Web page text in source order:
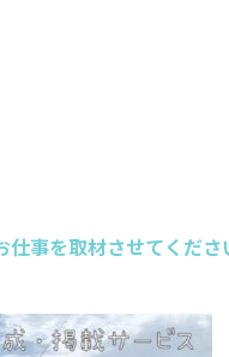
仕事を取材させてくだ